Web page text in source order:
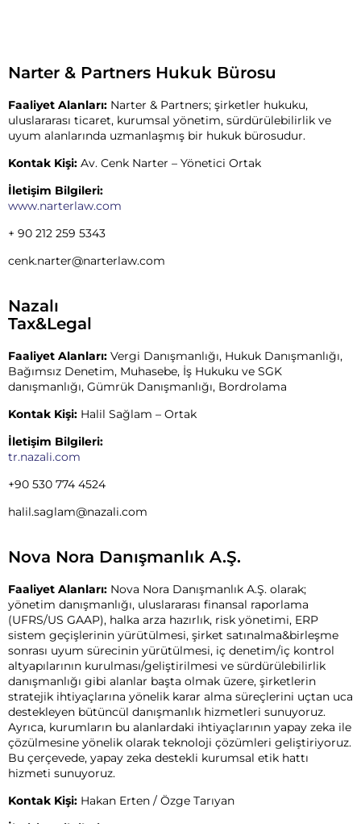
Narter & Partners Hukuk Bürosu
Faaliyet Alanları: Narter & Partners; şirketler hukuku,
uluslararası ticaret, kurumsal yönetim, sürdürülebilirlik ve
uyum alanlarında uzmanlaşmış bir hukuk bürosudur.
Kontak Kişi: Av. Cenk Narter – Yönetici Ortak
İletişim Bilgileri:
www.narterlaw.com
+ 90 212 259 5343
cenk.narter@narterlaw.com
Nazalı
Tax&Legal
Faaliyet Alanları: Vergi Danışmanlığı, Hukuk Danışmanlığı,
Bağımsız Denetim, Muhasebe, İş Hukuku ve SGK
danışmanlığı, Gümrük Danışmanlığı, Bordrolama
Kontak Kişi: Halil Sağlam – Ortak
İletişim Bilgileri:
tr.nazali.com
+90 530 774 4524
halil.saglam@nazali.com
Nova Nora Danışmanlık A.Ş.
Faaliyet Alanları: Nova Nora Danışmanlık A.Ş. olarak;
yönetim danışmanlığı, uluslararası finansal raporlama
(UFRS/US GAAP), halka arza hazırlık, risk yönetimi, ERP
sistem geçişlerinin yürütülmesi, şirket satınalma&birleşme
sonrası uyum sürecinin yürütülmesi, iç denetim/iç kontrol
altyapılarının kurulması/geliştirilmesi ve sürdürülebilirlik
danışmanlığı gibi alanlar başta olmak üzere, şirketlerin
stratejik ihtiyaçlarına yönelik karar alma süreçlerini uçtan uca
destekleyen bütüncül danışmanlık hizmetleri sunuyoruz.
Ayrıca, kurumların bu alanlardaki ihtiyaçlarının yapay zeka ile
çözülmesine yönelik olarak teknoloji çözümleri geliştiriyoruz.
Bu çerçevede, yapay zeka destekli kurumsal etik hattı
hizmeti sunuyoruz.
Kontak Kişi: Hakan Erten / Özge Tarıyan